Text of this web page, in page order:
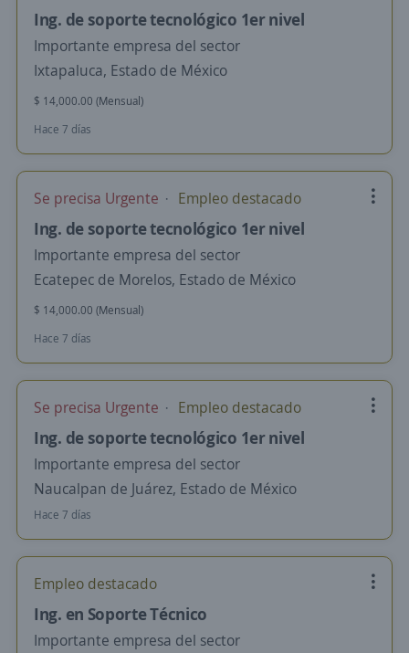
Ing. de soporte tecnológico 1er nivel
Importante empresa del sector
Ixtapaluca, Estado de México
$ 14,000.00 (Mensual)
Hace 7 días
Se precisa Urgente Empleo destacado
Ing. de soporte tecnológico 1er nivel
Importante empresa del sector
Ecatepec de Morelos, Estado de México
$ 14,000.00 (Mensual)
Hace 7 días
Se precisa Urgente Empleo destacado
Ing. de soporte tecnológico 1er nivel
Importante empresa del sector
Naucalpan de Juárez, Estado de México
Hace 7 días
Empleo destacado
Ing. en Soporte Técnico
Importante empresa del sector